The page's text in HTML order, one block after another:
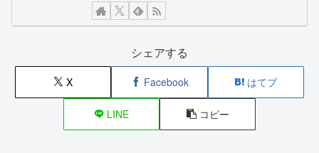
シェアする
X Facebook はてブ
LINE コピー